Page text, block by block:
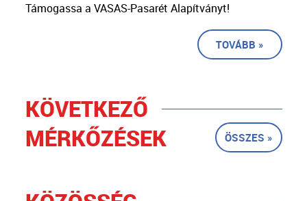
Támogassa a VASAS-Pasarét Alapítványt!
TOVÁBB »
KÖVETKEZŐ
MÉRKŐZÉSEK
ÖSSZES »